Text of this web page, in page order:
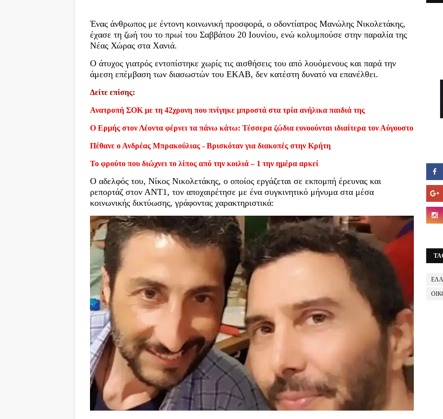
Ένας άνθρωπος με έντονη κοινωνική προσφορά, ο οδοντίατρος Μανώλης Νικολετάκης,
έχασε τη ζωή του το πρωί του Σαββάτου 20 Ιουνίου, ενώ κολυμπούσε στην παραλία της
Νέας Χώρας στα Χανιά.
Ο άτυχος γιατρός εντοπίστηκε χωρίς τις αισθήσεις του από λουόμενους και παρά την
άμεση επέμβαση των διασωστών του ΕΚΑΒ, δεν κατέστη δυνατό να επανέλθει.
Δείτε επίσης:
Ανατροπή ΣΟΚ με τη 42χρονη που πνίγηκε μπροστά στα τρία ανήλικα παιδιά της
Ο Ερμής στον Λέοντα φέρνει τα πάνω κάτω: Τέσσερα ζώδια ευνοούνται ιδιαίτερα τον Αύγουστο
Πέθανε ο Ανδρέας Μπρακούλιας - Βρισκόταν για διακοπές στην Κρήτη
Το φρούτο που διώχνει το λίπος από την κοιλιά – 1 την ημέρα αρκεί
Ο αδελφός του, Νίκος Νικολετάκης, ο οποίος εργάζεται σε εκπομπή έρευνας και
ρεπορτάζ στον ΑΝΤ1, τον αποχαιρέτησε με ένα συγκινητικό μήνυμα στα μέσα
κοινωνικής δικτύωσης, γράφοντας χαρακτηριστικά: